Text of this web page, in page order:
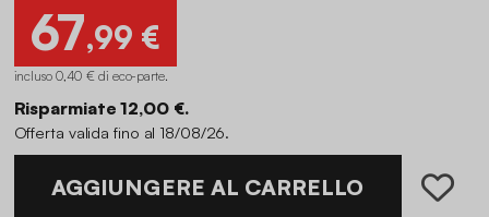
67,99 €
incluso 0,40 € di eco-parte.
Risparmiate 12,00 €.
Offerta valida fino al 18/08/26.
AGGIUNGERE AL CARRELLO